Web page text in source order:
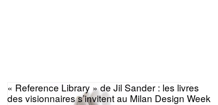
« Reference Library » de Jil Sander : les livres
des visionnaires s’invitent au Milan Design Week